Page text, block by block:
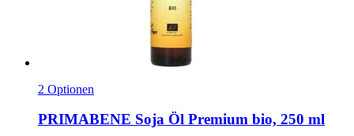
2 Optionen
PRIMABENE Soja Öl Premium bio, 250 ml